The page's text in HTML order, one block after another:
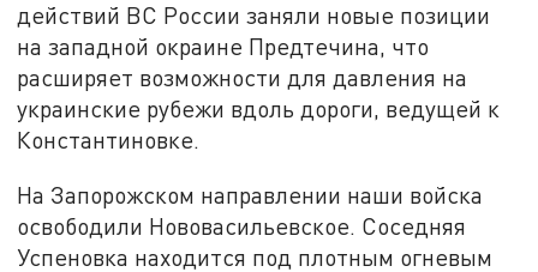
действий ВС России заняли новые позиции
на западной окраине Предтечина, что
расширяет возможности для давления на
украинские рубежи вдоль дороги, ведущей к
Константиновке.
На Запорожском направлении наши войска
освободили Нововасильевское. Соседняя
Успеновка находится под плотным огневым